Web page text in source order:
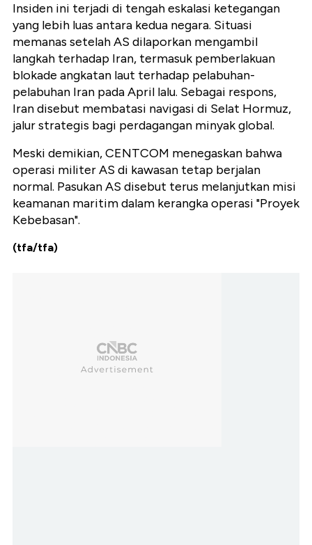
Insiden ini terjadi di tengah eskalasi ketegangan
yang lebih luas antara kedua negara. Situasi
memanas setelah AS dilaporkan mengambil
langkah terhadap Iran, termasuk pemberlakuan
blokade angkatan laut terhadap pelabuhan-
pelabuhan Iran pada April lalu. Sebagai respons,
Iran disebut membatasi navigasi di Selat Hormuz,
jalur strategis bagi perdagangan minyak global.
Meski demikian, CENTCOM menegaskan bahwa
operasi militer AS di kawasan tetap berjalan
normal. Pasukan AS disebut terus melanjutkan misi
keamanan maritim dalam kerangka operasi "Proyek
Kebebasan".
(tfa/tfa)